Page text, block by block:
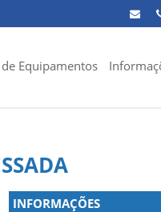
Equipamentos
INFORMAÇÕES